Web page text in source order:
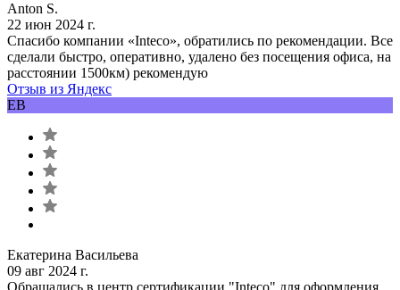
Anton S.
22 июн 2024 г.
Спасибо компании «Inteco», обратились по рекомендации. Все
сделали быстро, оперативно, удалено без посещения офиса, на
расстоянии 1500км) рекомендую
Отзыв из Яндекс
ЕВ
Екатерина Васильева
09 авг 2024 г.